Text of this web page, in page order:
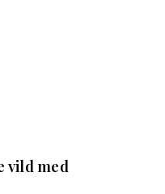
vild med